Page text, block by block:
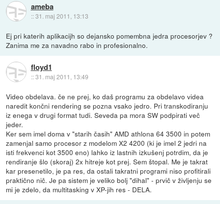
ameba
::31. maj 2011, 13:13
Ej pri katerih aplikacijh so dejansko pomembna jedra procesorjev ?
Zanima me za navadno rabo in profesionalno.
floyd1
::31. maj 2011, 13:49
Video obdelava. če ne prej, ko daš programu za obdelavo videa
naredit končni rendering se pozna vsako jedro. Pri transkodiranju
iz enega v drugi format tudi. Seveda pa mora SW podpirati več
jeder.
Ker sem imel doma v "starih časih" AMD athlona 64 3500 in potem
zamenjal samo procesor z modelom X2 4200 (ki je imel 2 jedri na
isti frekvenci kot 3500 eno) lahko iz lastnih izkušenj potrdim, da je
rendiranje šlo (skoraj) 2x hitreje kot prej. Sem štopal. Me je takrat
kar presenetilo, je pa res, da ostali takratni programi niso profitirali
praktično nič. Je pa sistem je veliko bolj "dihal" - prvič v življenju se
mi je zdelo, da multitasking v XP-jih res - DELA.